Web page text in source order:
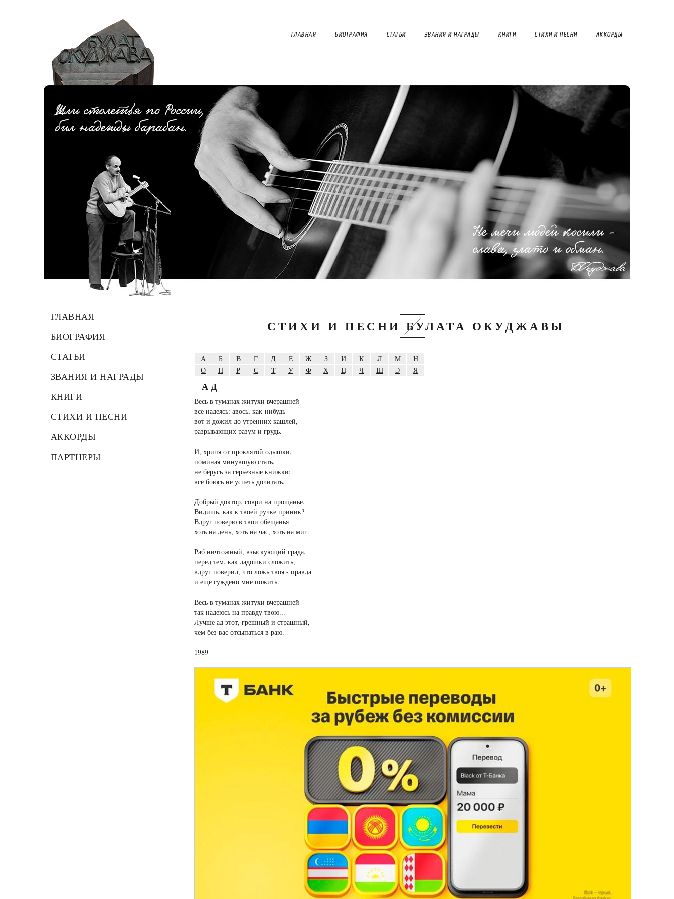
ГЛАВНАЯ БИОГРАФИЯ СТАТЬИ ЗВАНИЯ И НАГРАДЫ КНИГИ СТИХИ И ПЕСНИ АККОРДЫ
ГЛАВНАЯ
БИОГРАФИЯ
СТАТЬИ
ЗВАНИЯ И НАГРАДЫ
КНИГИ
СТИХИ И ПЕСНИ
АККОРДЫ
ПАРТНЕРЫ
СТИХИ И ПЕСНИ БУЛАТА ОКУДЖАВЫ
А Б В Г Д Е Ж З И К Л М
Н
О
П Р С Т У Ф Х Ц Ч Ш Э Я
АД
Весь в туманах житухи вчерашней
все надеясь: авось, как-нибудь -
вот и дожил до утренних кашлей,
разрывающих разум и грудь.
И, хрипя от проклятой одышки,
поминая минувшую стать,
не берусь за серьезные книжки:
все боюсь не успеть дочитать.
Добрый доктор, соври на прощанье.
Видишь, как к твоей ручке приник?
Вдруг поверю в твои обещанья
хоть на день, хоть на час, хоть на миг.
Раб ничтожный, взыскующий града,
перед тем, как ладошки сложить,
вдруг поверил, что ложь твоя - правда
и еще суждено мне пожить.
Весь в туманах житухи вчерашней
так надеюсь на правду твою...
Лучше ад этот, грешный и страшный,
чем без вас отсыпаться в раю.
1989